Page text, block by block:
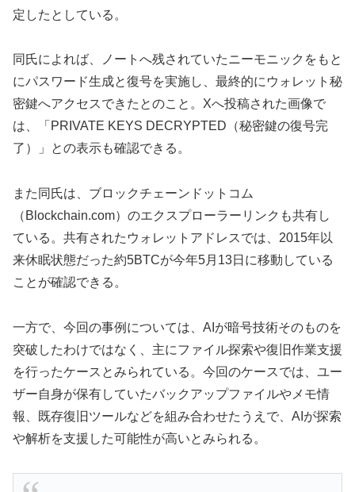
定したとしている。
同氏によれば、ノートへ残されていたニーモニックをもと
にパスワード生成と復号を実施し、最終的にウォレット秘
密鍵へアクセスできたとのこと。Xへ投稿された画像で
は、「PRIVATE KEYS DECRYPTED（秘密鍵の復号完
了）」との表示も確認できる。
また同氏は、ブロックチェーンドットコム
（Blockchain.com）のエクスプローラーリンクも共有し
ている。共有されたウォレットアドレスでは、2015年以
来休眠状態だった約5BTCが今年5月13日に移動している
ことが確認できる。
一方で、今回の事例については、AIが暗号技術そのものを
突破したわけではなく、主にファイル探索や復旧作業支援
を行ったケースとみられている。今回のケースでは、ユー
ザー自身が保有していたバックアップファイルやメモ情
報、既存復旧ツールなどを組み合わせたうえで、AIが探索
や解析を支援した可能性が高いとみられる。